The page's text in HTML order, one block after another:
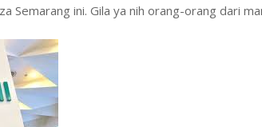
Semarang ini. Gila ya nih orang-orang dari